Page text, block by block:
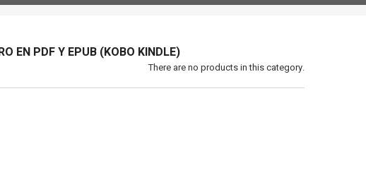
EN PDF Y EPUB (KOBO KINDLE)
There are no products in this category.